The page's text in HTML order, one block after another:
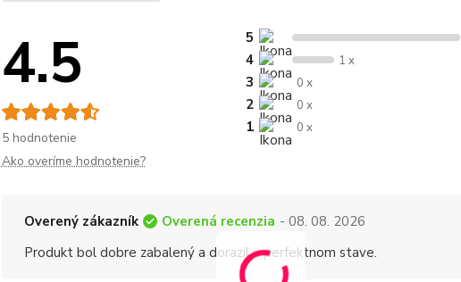
4.5
5 hodnotenie
5
4
1 x
3 0 x
2 0 x
1 0 x
Ako overíme hodnotenie?
Overený zákazník Overená recenzia - 08. 08. 2026
Produkt bol dobre zabalený a dorazil v perfektnom stave.